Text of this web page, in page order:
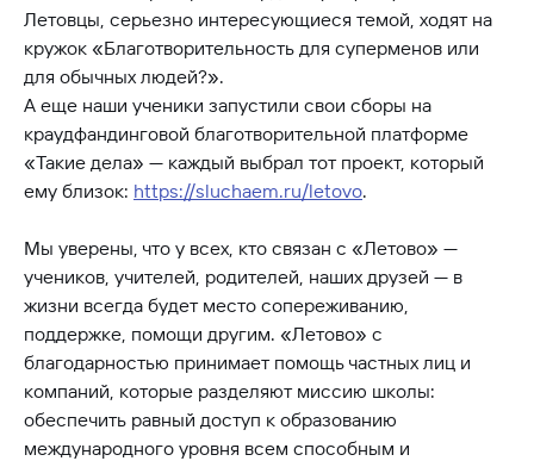
Летовцы, серьезно интересующиеся темой, ходят на
кружок «Благотворительность для суперменов или
для обычных людей?».
А еще наши ученики запустили свои сборы на
краудфандинговой благотворительной платформе
«Такие дела» — каждый выбрал тот проект, который
ему близок: https://sluchaem.ru/letovo.
Мы уверены, что у всех, кто связан с «Летово» —
учеников, учителей, родителей, наших друзей — в
жизни всегда будет место сопереживанию,
поддержке, помощи другим. «Летово» с
благодарностью принимает помощь частных лиц и
компаний, которые разделяют миссию школы:
обеспечить равный доступ к образованию
международного уровня всем способным и